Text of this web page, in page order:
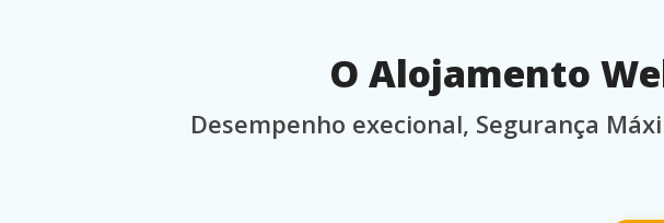
O Alojamento
Desempenho execional, Segurança